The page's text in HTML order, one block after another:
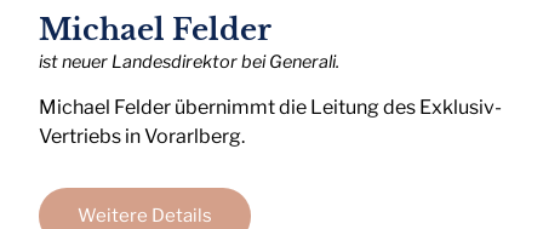
Michael Felder
ist neuer Landesdirektor bei Generali.
Michael Felder übernimmt die Leitung des Exklusiv-
Vertriebs in Vorarlberg.
Weitere Details